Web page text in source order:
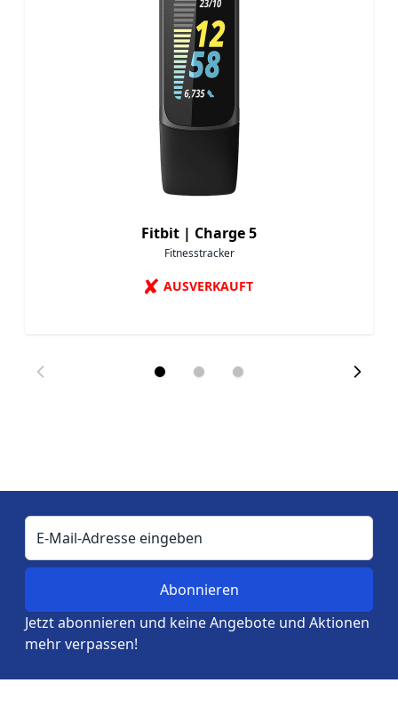
Fitbit | Charge 5
Fitnesstracker
✘ AUSVERKAUFT
E-Mail-Adresse
Jetzt abonnieren und keine Angebote und Aktionen
mehr verpassen!